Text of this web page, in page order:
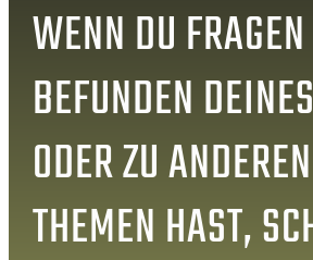
WENN DU
BEFUNDEN
ODER ZU
THEMEN HAST,